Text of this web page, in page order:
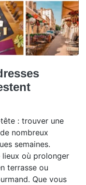
: trouver une
nombreux
semaines.
lieux où prolonger
terrasse ou
Que vous